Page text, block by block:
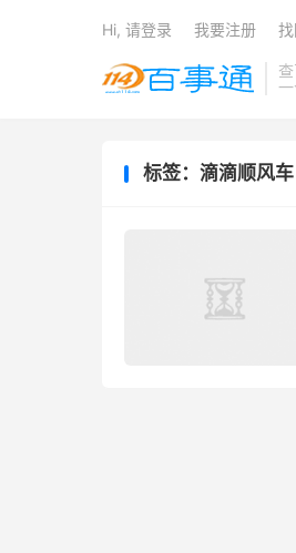
Hi, 请登录 我要注册
标签：滴滴顺风车